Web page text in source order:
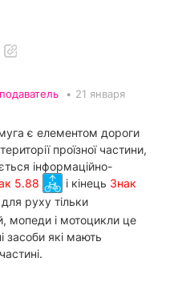
• 21 января
є елементом дороги
проїзної частини,
інформаційно-
5.88 і кінець Знак
руху тільки
мопеди і мотоцикли це
засоби які мають